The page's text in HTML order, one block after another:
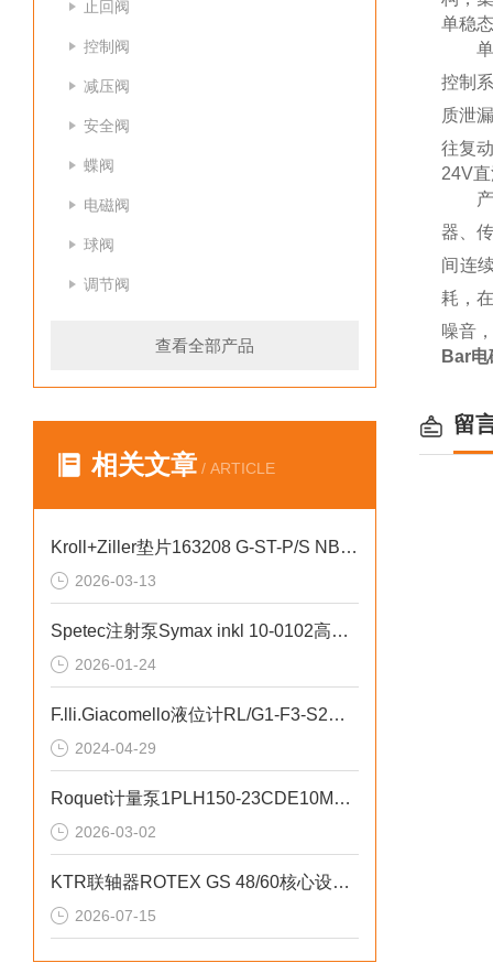
止回阀
控制阀
减压阀
安全阀
蝶阀
电磁阀
球阀
调节阀
查看全部产品
相关文章 / ARTICLE
Kroll+Ziller垫片163208 G-ST-P/S NBR-DUO-EL/VA技术特性
2026-03-13
Spetec注射泵Symax inkl 10-0102高精度流量控制优势
2026-01-24
F.lli.Giacomello液位计RL/G1-F3-S2型号
2024-04-29
Roquet计量泵1PLH150-23CDE10MR耐强酸强碱介质
2026-03-02
KTR联轴器ROTEX GS 48/60核心设计优势
2026-07-15
单稳
控制
质泄
往复
24V
器、
间连
耗，
噪音
Bar
留